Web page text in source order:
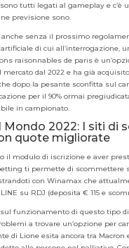
tutti legati al gameplay e c’è
previsione sono.
anche senza il prossimo
di cui all’interrogazione,
raisonnables de paris è
mercato dal 2022 e ha già
dopo la pesante sconfitta sul
per il 90% ormai
in campionato.
Mondo 2022: I siti di
quote migliorate
il modulo di iscrizione e aver
ti permette di scommettere
con Winamax che
su RDJ (deposita € 115 e
funzionamento di questo tipo
a trovare un’opzione per
di Lione esita ancora tra Macron